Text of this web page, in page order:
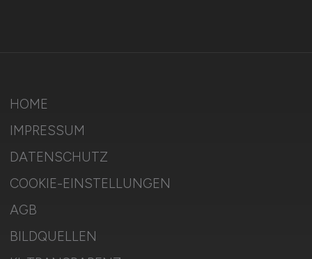
HOME
IMPRESSUM
DATENSCHUTZ
COOKIE-EINSTELLUNGEN
AGB
BILDQUELLEN